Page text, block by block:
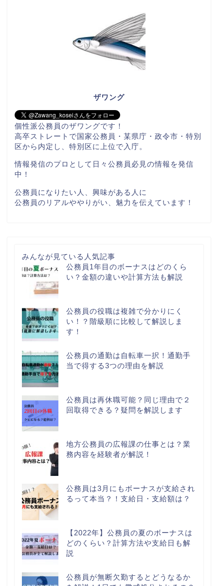
ザワング
個性派公務員のザワングです！
高卒ストレートで国家公務員・某県庁・政令市・特別
区から内定し、特別区に上位で入庁。
情報発信のプロとして日々公務員必見の情報を発信
中！
公務員になりたい人、興味がある人に
公務員のリアルややりがい、魅力を伝えています！
みんなが見ている人気記事
公務員1年目のボーナスはどのくら
い？金額の違いや計算方法も解説
公務員の役職は複雑で分かりにく
い！？階級順に比較して解説しま
す！
公務員の通勤は自転車一択！通勤手
当で得する3つの理由を解説
公務員は再休職可能？同じ理由で２
回取得できる？疑問を解説します
地方公務員の広報課の仕事とは？業
務内容を経験者が解説！
公務員は3月にもボーナスが支給され
るって本当？！支給日・支給額は？
【2022年】公務員の夏のボーナスは
どのくらい？計算方法や支給日も解
説
公務員が無断欠勤するとどうなるか